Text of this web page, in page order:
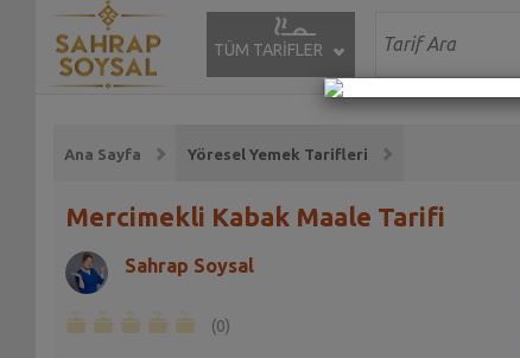
TÜM TARİFLER
Ana Sayfa Yöresel Yemek Tarifleri
Mercimekli Kabak Maale Tarifi
Sahrap Soysal
(0)